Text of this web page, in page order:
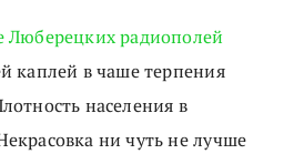
Люберецких радиополей
каплей в чаше терпения
населения в
ни чуть не лучше